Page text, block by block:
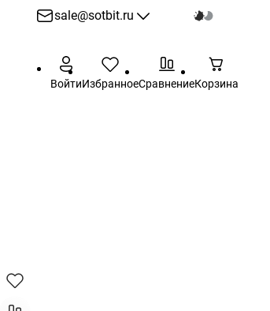
sale@sotbit.ru
sale@sotbit.ru
ВойтиИзбранноеСравнениеКорзина